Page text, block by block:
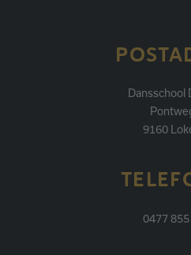
Dansschool
9160
0477